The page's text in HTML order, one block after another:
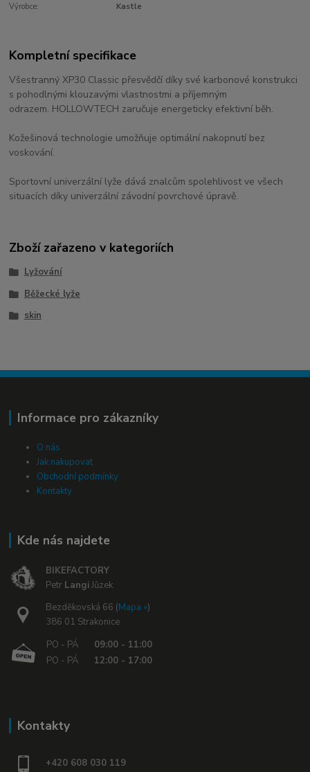
Výrobce: Kastle
Kompletní specifikace
Všestranný XP30 Classic přesvědčí díky své karbonové konstrukci
s pohodlnými klouzavými vlastnostmi a příjemným
odrazem. HOLLOWTECH zaručuje energeticky efektivní běh.
Kožešinová technologie umožňuje optimální nakopnutí bez
voskování.
Sportovní univerzální lyže dává znalcům spolehlivost ve všech
situacích díky univerzální závodní povrchové úpravě.
Zboží zařazeno v kategoriích
Lyžování
Běžecké lyže
skin
Informace pro zákazníky
O nás
Jak nakupovat
Obchodní podmínky
Kontakty
Kde nás najdete
BIKEFACTORY
Petr LangiJůzek
Bezděkovská 66 (Mapa »)
386 01 Strakonice
PO - PÁ
09:00 - 11:00
PO - PÁ
12:00 - 17:00
Kontakty
+420 608 030 119